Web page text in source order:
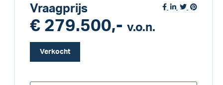
Vraagprijs
€ 279.500,- v.o.n.
Verkocht